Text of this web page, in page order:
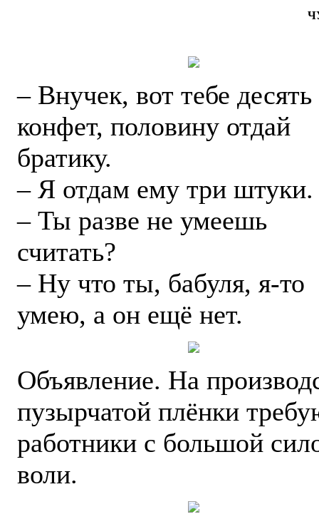
– Внучек, вот тебе десять
конфет, половину отдай
братику.
– Я отдам ему три штуки.
– Ты разве не умеешь
считать?
– Ну что ты, бабуля, я-то
умею, а он ещё нет.
Объявление. На
пузырчатой плёнки
работники с большой
воли.